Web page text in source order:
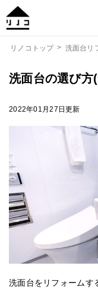
リノコトップ 洗面台リ
洗面台の選び方
2022年01月27日更新
洗面台をリフォームす